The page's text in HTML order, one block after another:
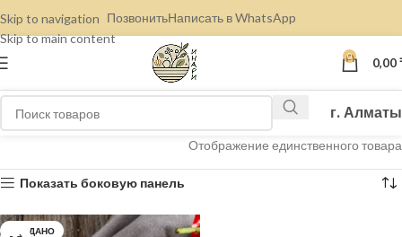
Skip to navigation
Skip to main content
ПозвонитьНаписать в WhatsApp
0 0,00
г. Алматы
Отображение единственного товара
Показать боковую панель
ПРОДАНО